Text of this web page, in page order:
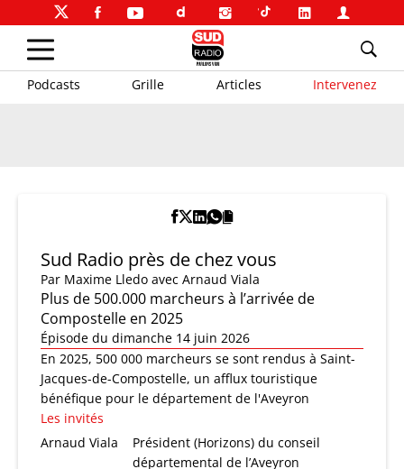
Podcasts Grille Articles Intervenez
Sud Radio près de chez vous
Par Maxime Lledo avec Arnaud Viala
Plus de 500.000 marcheurs à l’arrivée de
Compostelle en 2025
Épisode du dimanche 14 juin 2026
En 2025, 500 000 marcheurs se sont rendus à Saint-
Jacques-de-Compostelle, un afflux touristique
bénéfique pour le département de l'Aveyron
Les invités
Arnaud Viala
Président (Horizons) du conseil
départemental de l’Aveyron